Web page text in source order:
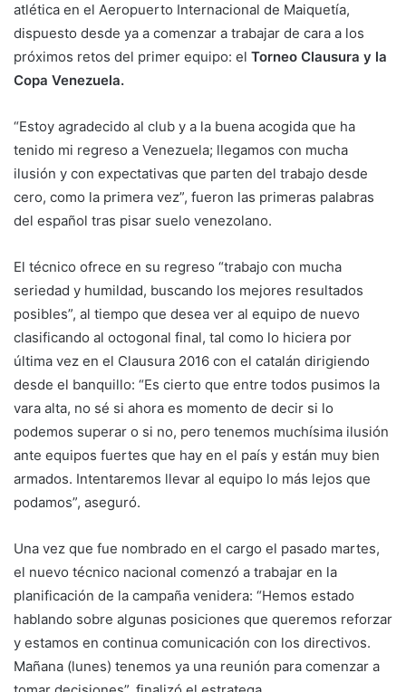
atlética en el Aeropuerto Internacional de Maiquetía,
dispuesto desde ya a comenzar a trabajar de cara a los
próximos retos del primer equipo: el Torneo Clausura y la
Copa Venezuela.
“Estoy agradecido al club y a la buena acogida que ha
tenido mi regreso a Venezuela; llegamos con mucha
ilusión y con expectativas que parten del trabajo desde
cero, como la primera vez”, fueron las primeras palabras
del español tras pisar suelo venezolano.
El técnico ofrece en su regreso “trabajo con mucha
seriedad y humildad, buscando los mejores resultados
posibles”, al tiempo que desea ver al equipo de nuevo
clasificando al octogonal final, tal como lo hiciera por
última vez en el Clausura 2016 con el catalán dirigiendo
desde el banquillo: “Es cierto que entre todos pusimos la
vara alta, no sé si ahora es momento de decir si lo
podemos superar o si no, pero tenemos muchísima ilusión
ante equipos fuertes que hay en el país y están muy bien
armados. Intentaremos llevar al equipo lo más lejos que
podamos”, aseguró.
Una vez que fue nombrado en el cargo el pasado martes,
el nuevo técnico nacional comenzó a trabajar en la
planificación de la campaña venidera: “Hemos estado
hablando sobre algunas posiciones que queremos reforzar
y estamos en continua comunicación con los directivos.
Mañana (lunes) tenemos ya una reunión para comenzar a